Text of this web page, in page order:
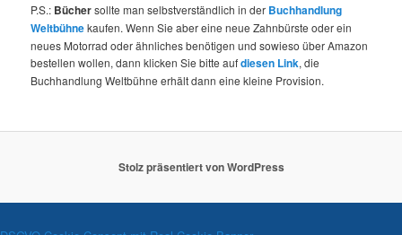
P.S.: Büchersollte man selbstverständlich in der Buchhandlung
Weltbühnekaufen. Wenn Sie aber eine neue Zahnbürste oder ein
neues Motorrad oder ähnliches benötigen und sowieso über Amazon
bestellen wollen, dann klicken Sie bitte aufdiesen Link, die
Buchhandlung Weltbühne erhält dann eine kleine Provision.
Stolz präsentiert von WordPress